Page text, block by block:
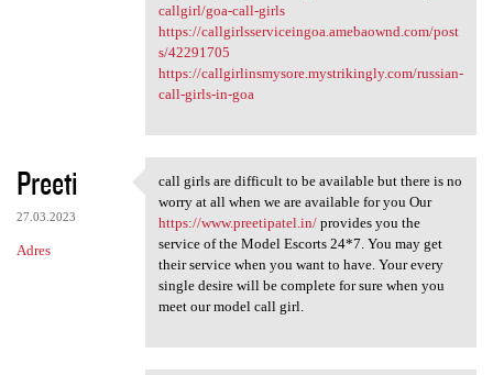
callgirl/goa-call-girls
https://callgirlsserviceingoa.amebaownd.com/post
s/42291705
https://callgirlinsmysore.mystrikingly.com/russian-
call-girls-in-goa
Preeti
27.03.2023
Adres
call girls are difficult to
call girls are difficult to be available but there is no
worry at all when we are available for you Our
https://www.preetipatel.in/provides you the
service of the Model Escorts 24*7. You may get
their service when you want to have. Your every
single desire will be complete for sure when you
meet our model call girl.